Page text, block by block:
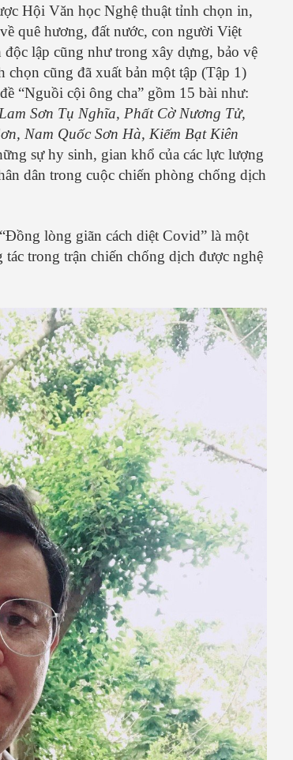
Hội Văn học Nghệ thuật tỉnh chọn in,
quê hương, đất nước, con người Việt
lập cũng như trong xây dựng, bảo vệ
cũng đã xuất bản một tập (Tập 1)
“Nguồi cội ông cha” gồm 15 bài như:
Sơn Tụ Nghĩa, Phất Cờ Nương Tử,
Nam Quốc Sơn Hà, Kiếm Bạt Kiên
sự hy sinh, gian khổ của các lực lượng
dân trong cuộc chiến phòng chống dịch
lòng giãn cách diệt Covid” là một
trong trận chiến chống dịch được nghệ